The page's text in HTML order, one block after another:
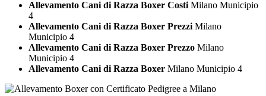
Allevamento Cani di Razza Boxer Costi Milano Municipio
4
Allevamento Cani di Razza Boxer Prezzi Milano
Municipio 4
Allevamento Cani di Razza Boxer Prezzo Milano
Municipio 4
Allevamento Cani di Razza Boxer Milano Municipio 4